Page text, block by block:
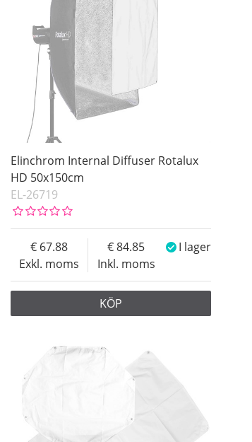
Elinchrom Internal Diffuser Rotalux
HD 50x150cm
EL-26719
Exkl. moms
67.88
Inkl. moms
84.85 I lager
KÖP